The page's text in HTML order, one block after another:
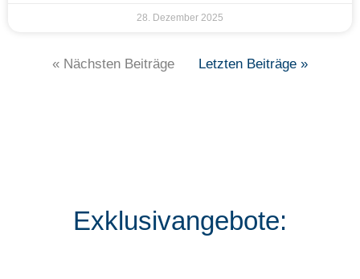
28. Dezember 2025
« Nächsten Beiträge Letzten Beiträge »
Exklusivangebote: